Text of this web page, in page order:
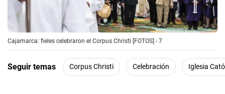
Cajamarca: fieles celebraron el Corpus Christi [FOTOS] - 7
Seguir temas Corpus Christi Celebración Iglesia